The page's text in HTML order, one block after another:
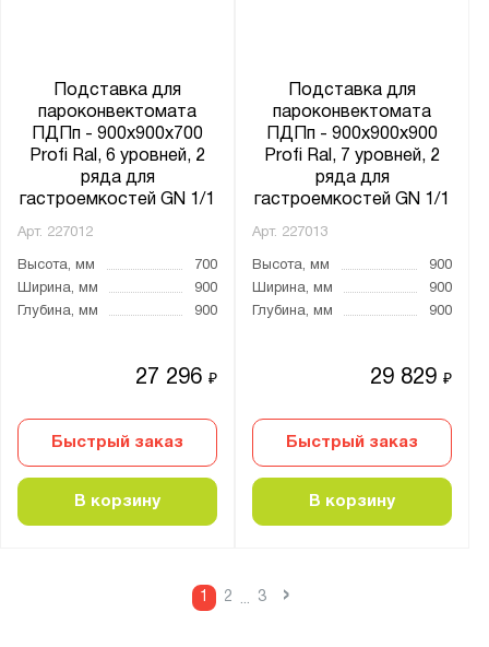
Подставка для
пароконвектомата
ПДПп - 900x900x700
Profi Ral, 6 уровней, 2
ряда для
гастроемкостей GN 1/1
Арт. 227012
Высота, мм
700
Ширина, мм
900
Глубина, мм
900
27 296₽
Быстрый заказ
В корзину
Подставка для
пароконвектомата
ПДПп - 900x900x900
Profi Ral, 7 уровней, 2
ряда для
гастроемкостей GN 1/1
Арт. 227013
Высота, мм
900
Ширина, мм
900
Глубина, мм
900
29 829₽
Быстрый заказ
В корзину
1 2 ... 3 ›